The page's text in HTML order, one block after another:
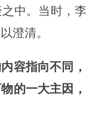
中。当时，
澄清。
容指向不同
的一大主因